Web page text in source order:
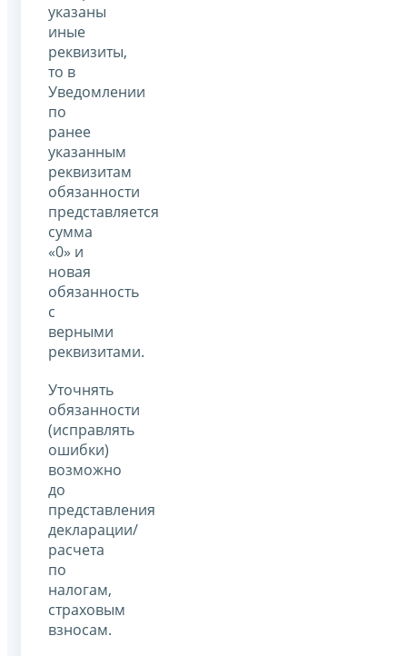
указаны
иные
реквизиты,
то в
Уведомлении
по
ранее
указанным
реквизитам
обязанности
представляется
сумма
«0» и
новая
обязанность
с
верными
реквизитами.
Уточнять
обязанности
(исправлять
ошибки)
возможно
до
представления
декларации/
расчета
по
налогам,
страховым
взносам.